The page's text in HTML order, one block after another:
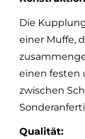
Die
einer Muffe,
einen festen
zwischen
Qualität: